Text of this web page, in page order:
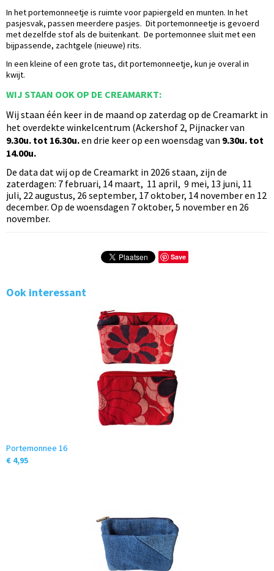
In het portemonneetje is ruimte voor papiergeld en munten. In het
pasjesvak, passen meerdere pasjes. Dit portemonneetje is gevoerd
met dezelfde stof als de buitenkant. De portemonnee sluit met een
bijpassende, zachtgele (nieuwe) rits.
In een kleine of een grote tas, dit portemonneetje, kun je overal in
kwijt.
WIJ STAAN OOK OP DE CREAMARKT:
Wij staan één keer in de maand op zaterdag op de Creamarkt in
het overdekte winkelcentrum (Ackershof 2, Pijnacker van
9.30u. tot 16.30u.en drie keer op een woensdag van 9.30u. tot
14.00u.
De data dat wij op de Creamarkt in 2026 staan, zijn de
zaterdagen: 7 februari, 14 maart, 11 april, 9 mei, 13 juni, 11
juli, 22 augustus, 26 september, 17 oktober, 14 november en 12
december. Op de woensdagen 7 oktober, 5 november en 26
november.
Save
Ook interessant
Portemonnee 16
€ 4,95